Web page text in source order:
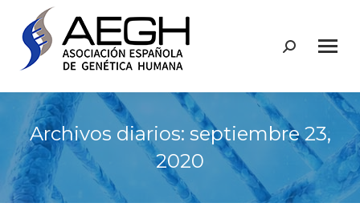
Buscar:
Archivos diarios: septiembre 23,
2020